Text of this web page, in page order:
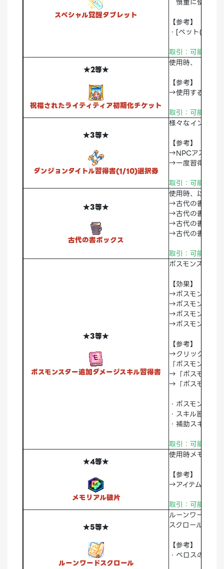
スペシャル覚醒タブレット
【参考】
・[ペット(L)>
取引：可能 破棄
★2等★
祝福されたライティティア初期化チケット
使用時、「[アカ
【参考】
→使用すると「
取引：可能 破棄
★3等★
ダンジョンタイトル習得書(1/10)選択券
様々なインスタ
【参考】
→NPCアスマの
→一度習得した
取引：可能 破棄
★3等★
古代の書ボックス
使用時、以下の
→古代の書-《暴
→古代の書-《破
→古代の書-《激
→古代の書-《調
取引：可能 破棄
★3等★
ボスモンスター追加ダメージスキル習得書
ボスモンスター
【効果】
→ボスモンスタ
→ボスモンスタ
→ボスモンスタ
→ボスモンスタ
【参考】
→クリック時「
「ボスモンス
→「ボスモンス
→「ボスモンス
・ボスモンスタ
・スキル習得確
・補助スキル＞
取引：可能 破棄
★4等★
メモリアル破片
使用時メモリア
【参考】
→アイテム使用
取引：可能 破棄
★5等★
ルーンワードスクロール
ルーンワードを
スクロールには
【参考】
・ベロスのNPC